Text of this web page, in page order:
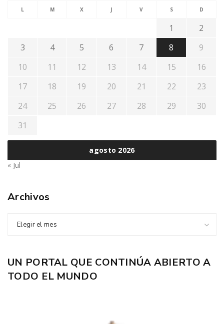
agosto 2026
L M X J V S D
1
2
3
4 5 6 7 8
9
10
11 12 13 14 15
16
17
18 19 20 21 22
23
24
25 26 27 28 29
30
31
« Jul
Archivos
Elegir el mes
UN PORTAL QUE CONTINÚA ABIERTO A
TODO EL MUNDO